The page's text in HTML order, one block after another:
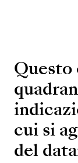
Questo
cui si
del